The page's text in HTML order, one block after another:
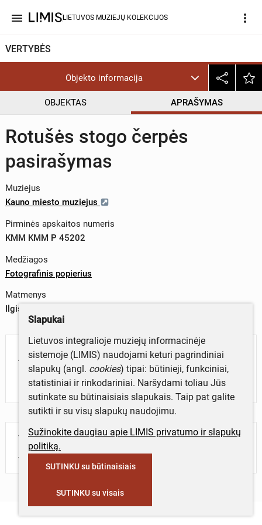
menu LIETUVOS MUZIEJŲ KOLEKCIJOS more_vert
VERTYBĖS
Objekto informacija
OBJEKTAS APRAŠYMAS
Rotušės stogo čerpės
pasirašymas
Muziejus
Kauno miesto muziejus
Pirminės apskaitos numeris
KMM KMM P 45202
Medžiagos
Fotografinis popierius
Matmenys
Ilgis x plotis – 10,1x15,1 cm
Aprašymas
Rotušės stogo čerpės pasirašymas.
Turite daugiau informacijos apie objektą?
Parašykite mums!
Slapukai
Lietuvos integralioje muziejų informacinėje
sistemoje (LIMIS) naudojami keturi pagrindiniai
slapukų (angl. cookies) tipai: būtinieji, funkciniai,
statistiniai ir rinkodariniai. Naršydami toliau Jūs
sutinkate su būtinaisiais slapukais. Taip pat galite
sutikti ir su visų slapukų naudojimu.
Sužinokite daugiau apie LIMIS privatumo ir slapukų
politiką.
SUTINKU su būtinaisiais
SUTINKU su visais